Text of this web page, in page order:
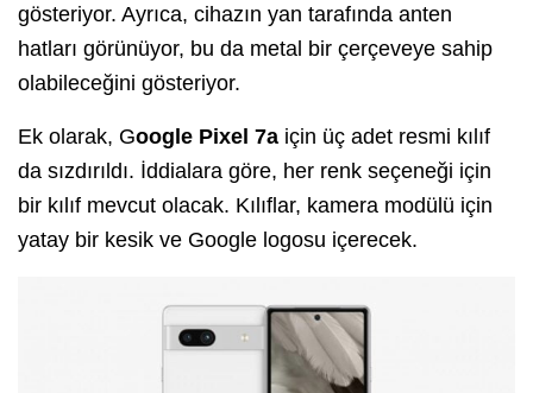
gösteriyor. Ayrıca, cihazın yan tarafında anten
hatları görünüyor, bu da metal bir çerçeveye sahip
olabileceğini gösteriyor.
Ek olarak, Google Pixel 7a için üç adet resmi kılıf
da sızdırıldı. İddialara göre, her renk seçeneği için
bir kılıf mevcut olacak. Kılıflar, kamera modülü için
yatay bir kesik ve Google logosu içerecek.